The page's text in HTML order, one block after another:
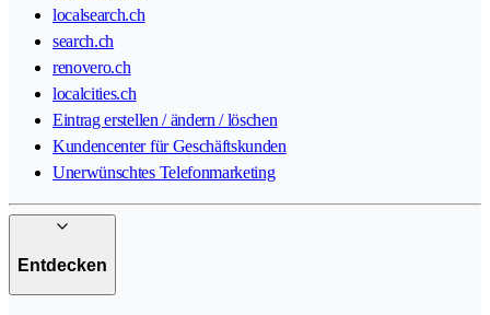
localsearch.ch
search.ch
renovero.ch
localcities.ch
Eintrag erstellen / ändern / löschen
Kundencenter für Geschäftskunden
Unerwünschtes Telefonmarketing
Entdecken